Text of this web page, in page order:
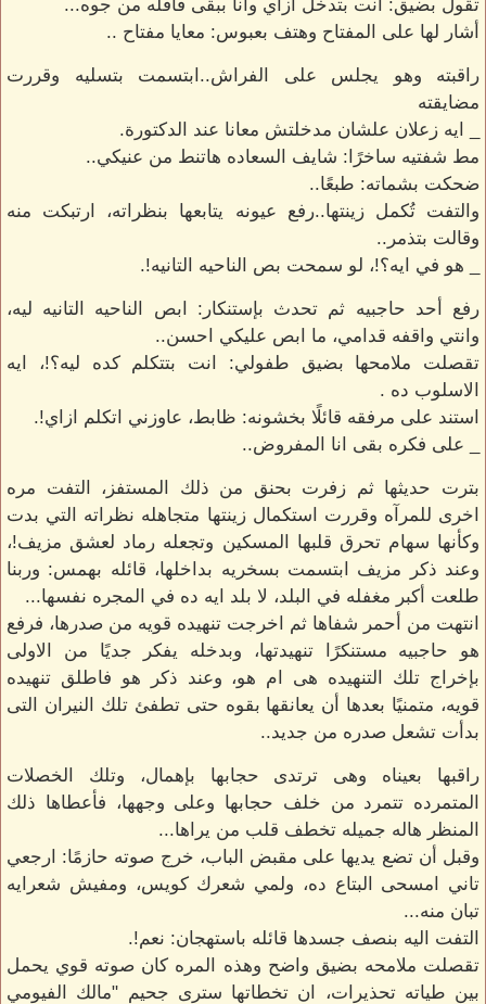
تقول بضيق: انت بتدخل ازاي وانا ببقى قافله من جوه...
أشار لها على المفتاح وهتف بعبوس: معايا مفتاح ..
راقبته وهو يجلس على الفراش..ابتسمت بتسليه وقررت
مضايقته
_ ايه زعلان علشان مدخلتش معانا عند الدكتورة.
مط شفتيه ساخرًا: شايف السعاده هاتنط من عنيكي..
ضحكت بشماته: طبعًا..
والتفت تُكمل زينتها..رفع عيونه يتابعها بنظراته، ارتبكت منه
وقالت بتذمر..
_ هو في ايه؟!، لو سمحت بص الناحيه التانيه!.
رفع أحد حاجبيه ثم تحدث بإستنكار: ابص الناحيه التانيه ليه،
وانتي واقفه قدامي، ما ابص عليكي احسن..
تقصلت ملامحها بضيق طفولي: انت بتتكلم كده ليه؟!، ايه
الاسلوب ده .
استند على مرفقه قائلًا بخشونه: ظابط، عاوزني اتكلم ازاي!.
_ على فكره بقى انا المفروض..
بترت حديثها ثم زفرت بحنق من ذلك المستفز، التفت مره
اخرى للمرآه وقررت استكمال زينتها متجاهله نظراته التي بدت
وكأنها سهام تحرق قلبها المسكين وتجعله رماد لعشق مزيف!،
وعند ذكر مزيف ابتسمت بسخريه بداخلها، قائله بهمس: وربنا
طلعت أكبر مغفله في البلد، لا بلد ايه ده في المجره نفسها...
انتهت من أحمر شفاها ثم اخرجت تنهيده قويه من صدرها، فرفع
هو حاجبيه مستنكرًا تنهيدتها، وبدخله يفكر جديًا من الاولى
بإخراج تلك التنهيده هى ام هو، وعند ذكر هو فاطلق تنهيده
قويه، متمنيًا بعدها أن يعانقها بقوه حتى تطفئ تلك النيران التى
بدأت تشعل صدره من جديد..
راقبها بعيناه وهى ترتدى حجابها بإهمال، وتلك الخصلات
المتمرده تتمرد من خلف حجابها وعلى وجهها، فأعطاها ذلك
المنظر هاله جميله تخطف قلب من يراها...
وقبل أن تضع يديها على مقبض الباب، خرج صوته حازمًا: ارجعي
تاني امسحى البتاع ده، ولمي شعرك كويس، ومفيش شعرايه
تبان منه...
التفت اليه بنصف جسدها قائله باستهجان: نعم!.
تقصلت ملامحه بضيق واضح وهذه المره كان صوته قوي يحمل
بين طياته تحذيرات، ان تخطاتها سترى جحيم "مالك الفيومي